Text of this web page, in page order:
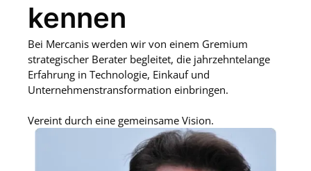
kennen
Bei Mercanis werden wir von einem Gremium
strategischer Berater begleitet, die jahrzehntelange
Erfahrung in Technologie, Einkauf und
Unternehmenstransformation einbringen.
Vereint durch eine gemeinsame Vision.